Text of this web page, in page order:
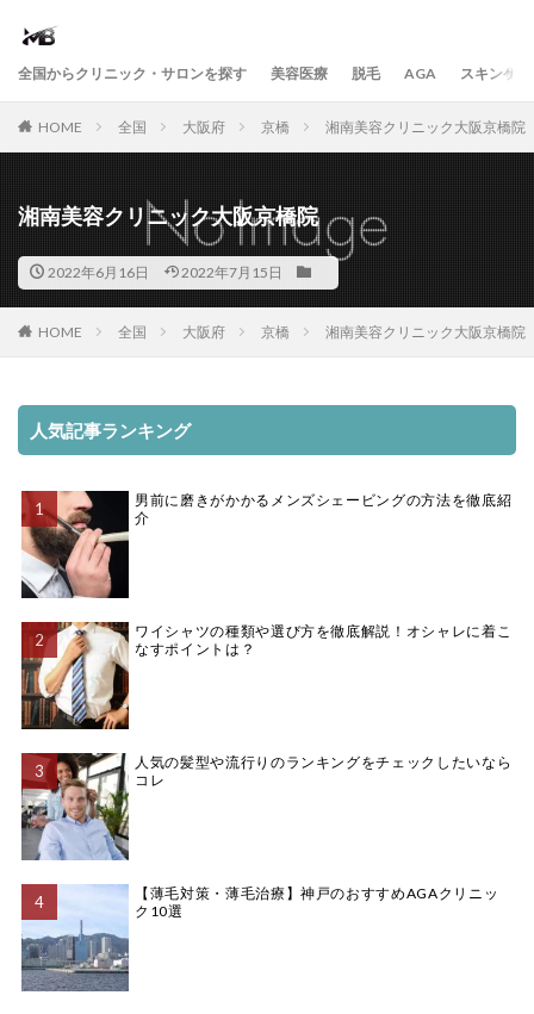
全国からクリニック・サロンを探す 美容医療 脱毛 AGA スキンケア
HOME 全国 大阪府 京橋 湘南美容クリニック大阪京橋院
湘南美容クリニック大阪京橋院
2022年6月16日 2022年7月15日
HOME 全国 大阪府 京橋 湘南美容クリニック大阪京橋院
人気記事ランキング
男前に磨きがかかるメンズシェービングの方法を徹底紹
介
ワイシャツの種類や選び方を徹底解説！オシャレに着こ
なすポイントは？
人気の髪型や流行りのランキングをチェックしたいなら
コレ
【薄毛対策・薄毛治療】神戸のおすすめAGAクリニッ
ク10選